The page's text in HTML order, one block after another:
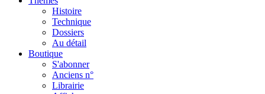
Histoire
Technique
Dossiers
Au détail
Boutique
S'abonner
Anciens n°
Librairie